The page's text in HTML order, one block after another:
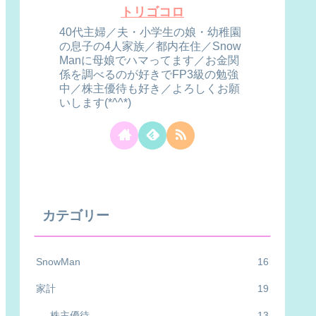
トリゴコロ
40代主婦／夫・小学生の娘・幼稚園
の息子の4人家族／都内在住／Snow
Manに母娘でハマってます／お金関
係を調べるのが好きでFP3級の勉強
中／株主優待も好き／よろしくお願
いします(*^^*)
カテゴリー
SnowMan 16
家計 19